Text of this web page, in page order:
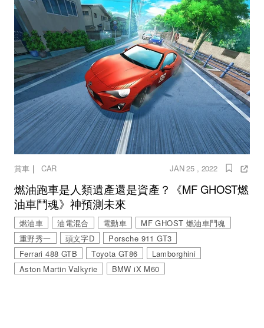
賞車｜ CAR JAN 25 , 2022
燃油跑車是人類遺產還是資產？《MF GHOST燃
油車鬥魂》神預測未來
燃油車 油電混合 電動車
MF GHOST 燃油車鬥魂
重野秀一
頭文字D
Porsche 911 GT3
Ferrari 488 GTB
Toyota GT86
Lamborghini
Aston Martin Valkyrie
BMW iX M60